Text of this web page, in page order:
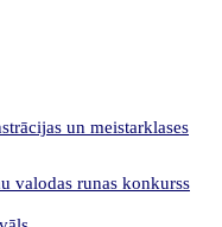
un meistarklases
valodas runas konkurss